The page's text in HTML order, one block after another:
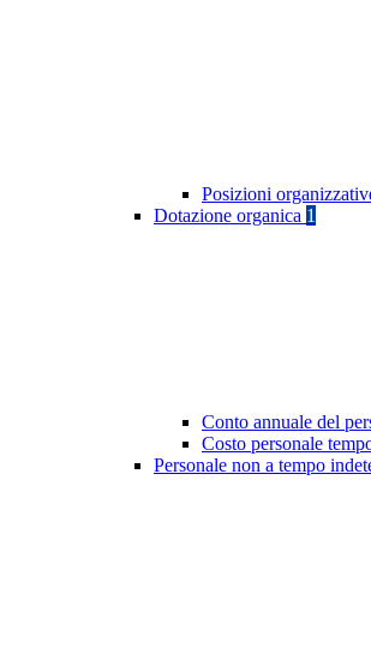
Posizioni
Dotazione organica 1
Conto annuale del
Costo personale
Personale non a tempo